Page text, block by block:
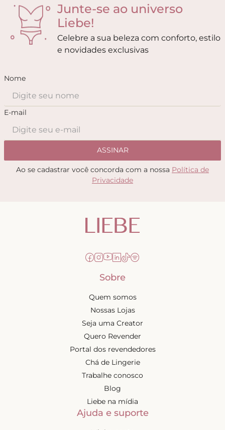
Junte-se ao universo
Liebe!
Celebre a sua beleza com conforto, estilo
e novidades exclusivas
Nome
E-mail
ASSINAR
Ao se cadastrar você concorda com a nossa Política de
Privacidade
Sobre
Quem somos
Nossas Lojas
Seja uma Creator
Quero Revender
Portal dos revendedores
Chá de Lingerie
Trabalhe conosco
Blog
Liebe na mídia
Ajuda e suporte